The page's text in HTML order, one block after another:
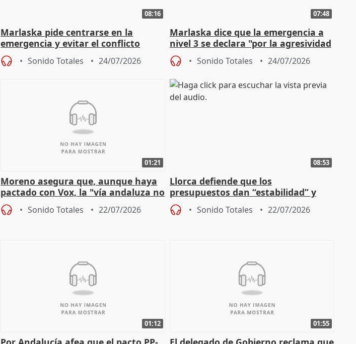
08:16
Marlaska pide centrarse en la
emergencia y evitar el conflicto
político
Sonido Totales 24/07/2026
07:48
Marlaska dice que la emergencia a
nivel 3 se declara "por la agresividad
de los incendios"
Sonido Totales 24/07/2026
01:21
Moreno asegura que, aunque haya
pactado con Vox, la "vía andaluza no
ha muerto" ni él va a "cambiar"
Sonido Totales 22/07/2026
08:53
Llorca defiende que los
presupuestos dan “estabilidad” y
dice que no ha hablado con Feijóo
Sonido Totales 22/07/2026
01:12 01:55